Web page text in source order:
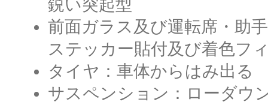
鋭い突起型
前面ガラス及び運転席・助
ステッカー貼付及び着色フ
タイヤ：車体からはみ出る
サスペンション：ローダウ